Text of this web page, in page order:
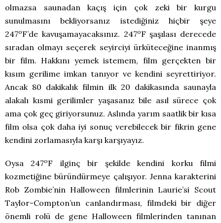
olmazsa saunadan kaçış için çok zeki bir kurgu
sunulmasını bekliyorsanız istediğiniz hiçbir şeye
247oF’de kavuşamayacaksınız. 247oF şaşılası derecede
sıradan olmayı seçerek seyirciyi ürküteceğine inanmış
bir film. Hakkını yemek istemem, film gerçekten bir
kısım gerilime imkan tanıyor ve kendini seyrettiriyor.
Ancak 80 dakikalık filmin ilk 20 dakikasında saunayla
alakalı kısmi gerilimler yaşasanız bile asıl sürece çok
ama çok geç giriyorsunuz. Aslında yarım saatlik bir kısa
film olsa çok daha iyi sonuç verebilecek bir fikrin gene
kendini zorlamasıyla karşı karşıyayız.
Oysa 247oF ilginç bir şekilde kendini korku filmi
kozmetiğine büründürmeye çalışıyor. Jenna karakterini
Rob Zombie’nin Halloween filmlerinin Laurie’si Scout
Taylor-Compton’un canlandırması, filmdeki bir diğer
önemli rolü de gene Halloween filmlerinden tanınan